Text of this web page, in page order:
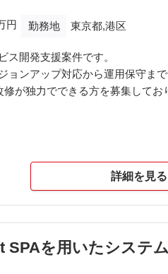
円 勤務地 東京都,港区
ス開発支援案件です。
ョンアップ対応から運用保守ま
が独力でできる方を募集してお
詳細を見る
SPAを用いたシステ